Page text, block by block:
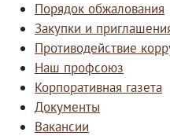
Порядок обжалования
Закупки и
Противодействие
Наш профсоюз
Корпоративная газета
Документы
Вакансии